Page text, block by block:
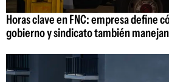
Horas clave en FNC: empresa define
gobierno y sindicato también